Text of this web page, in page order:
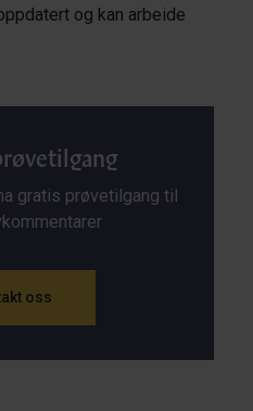
og kan arbeide
gratis prøvetilgang til
oss